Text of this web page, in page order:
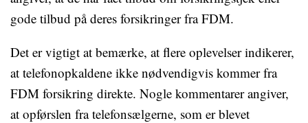
gode tilbud på deres forsikringer fra FDM.
Det er vigtigt at bemærke, at flere oplevelser indikerer,
at telefonopkaldene ikke nødvendigvis kommer fra
FDM forsikring direkte. Nogle kommentarer angiver,
at opførslen fra telefonsælgerne, som er blevet